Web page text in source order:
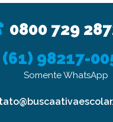
0800 729
(61) 98217-
Somente WhatsApp